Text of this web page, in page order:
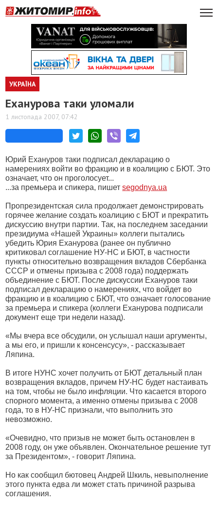
УКРАЇНА
Еханурова таки уломали
1 листопада 2007, 07:42
Юрий Ехануров таки подписал декларацию о
намерениях войти во фракцию и в коалицию с БЮТ. Это
означает, что он проголосует...
...за премьера и спикера, пишетsegodnya.ua
Пропрезидентская сила продолжает демонстрировать
горячее желание создать коалицию с БЮТ и прекратить
дискуссию внутри партии. Так, на последнем заседании
президиума «Нашей Украины» коллеги пытались
убедить Юрия Еханурова (ранее он публично
критиковал соглашение НУ-НС и БЮТ, в частности
пункты относительно возвращения вкладов Сбербанка
СССР и отмены призыва с 2008 года) поддержать
объединение с БЮТ. После дискуссии Ехануров таки
подписал декларацию о намерениях, что войдет во
фракцию и в коалицию с БЮТ, что означает голосование
за премьера и спикера (коллеги Еханурова подписали
документ еще три недели назад).
«Мы вчера все обсудили, он услышал наши аргументы,
а мы его, и пришли к консенсусу», - рассказывает
Ляпина.
В итоге НУНС хочет получить от БЮТ детальный план
возвращения вкладов, причем НУ-НС будет настаивать
на том, чтобы не было инфляции. Что касается второго
спорного момента, а именно отмены призыва с 2008
года, то в НУ-НС признали, что выполнить это
невозможно.
«Очевидно, что призыв не может быть остановлен в
2008 году, он уже объявлен. Окончательное решение тут
за Президентом», - говорит Ляпина.
Но как сообщил бютовец Андрей Шкиль, невыполнение
этого пункта едва ли может стать причиной разрыва
соглашения.